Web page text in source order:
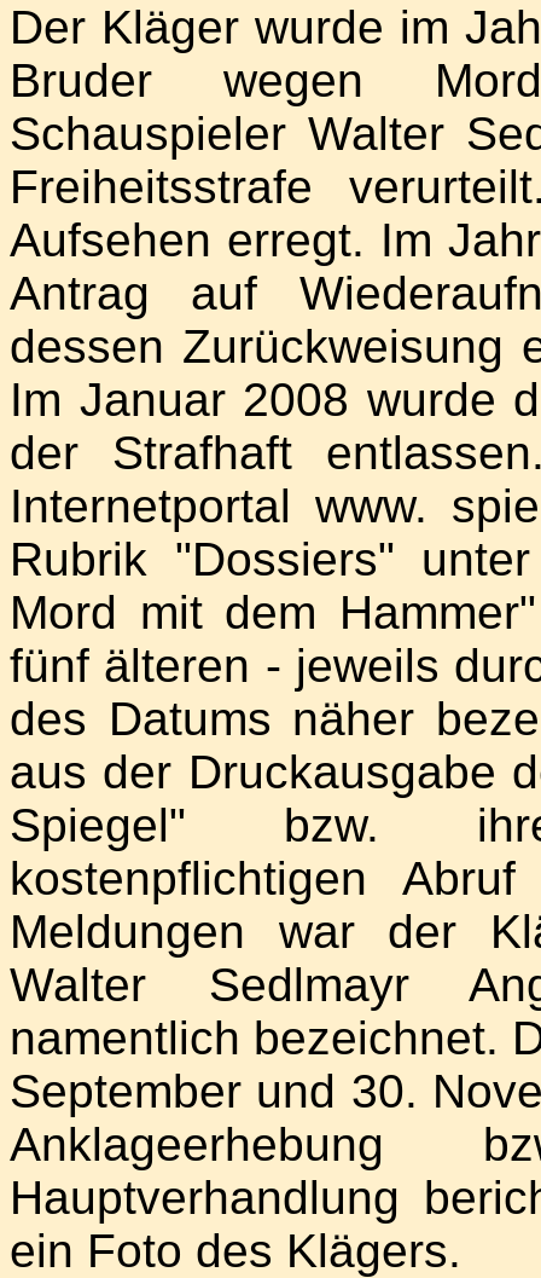
Der Kläger wurde im
Bruder wegen
Schauspieler Walter
Freiheitsstrafe
Aufsehen erregt. Im
Antrag auf
dessen Zurückweisung
Im Januar 2008 wurde
der Strafhaft
Internetportal www.
Rubrik "Dossiers"
Mord mit dem
fünf älteren - jeweils
des Datums näher
aus der Druckausgabe
Spiegel" bzw.
kostenpflichtigen
Meldungen war der
Walter Sedlmayr
namentlich bezeichnet.
September und 30.
Hauptverhandlung
ein Foto des Klägers.